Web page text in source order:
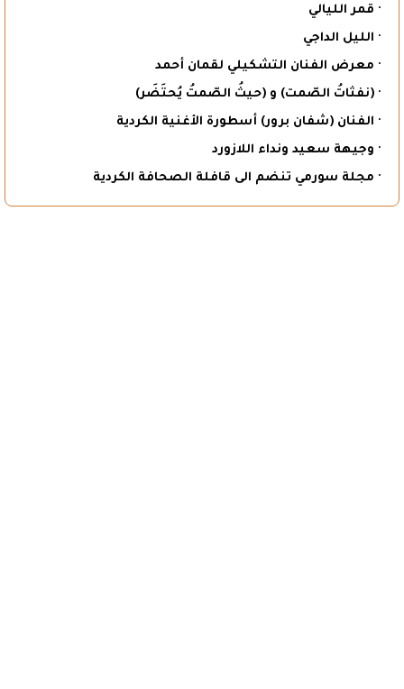
· قمر الليالي
· الليل الداجي
· معرض الفنان التشكيلي لقمان أحمد
· (نفثاتُ الصّمت) و (حيثُ الصّمتُ يُحتَضَر)
· الفنان (شفان برور) أسطورة الأغنية الكردية
· وجيهة سعيد ونداء اللازورد
· مجلة سورمي تنضم الى قافلة الصحافة الكردية